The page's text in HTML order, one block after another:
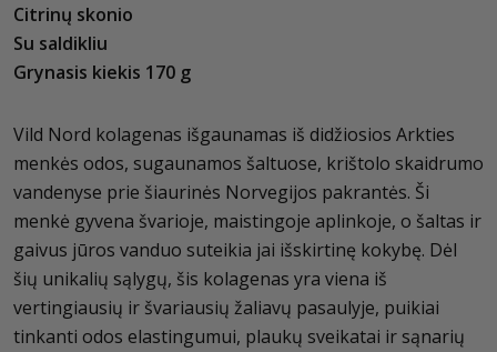
Citrinų skonio
Su saldikliu
Grynasis kiekis 170 g
Vild Nord kolagenas išgaunamas iš didžiosios Arkties
menkės odos, sugaunamos šaltuose, krištolo skaidrumo
vandenyse prie šiaurinės Norvegijos pakrantės. Ši
menkė gyvena švarioje, maistingoje aplinkoje, o šaltas ir
gaivus jūros vanduo suteikia jai išskirtinę kokybę. Dėl
šių unikalių sąlygų, šis kolagenas yra viena iš
vertingiausių ir švariausių žaliavų pasaulyje, puikiai
tinkanti odos elastingumui, plaukų sveikatai ir sąnarių